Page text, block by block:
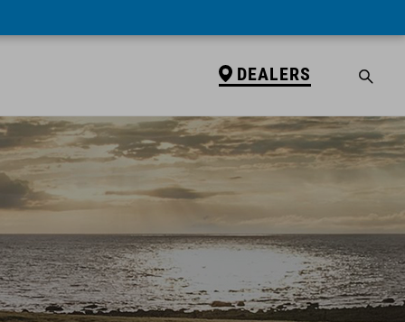
DEALERS